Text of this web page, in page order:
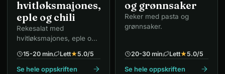
hvitløksmajones,
eple og chili
Rekesalat med
hvitløksmajones, eple og
15-20 min Lett★5.0/5
Se hele oppskriften
og grønnsaker
Reker med pasta og
grønnsaker.
20-30 min Lett★5.0/5
Se hele oppskriften